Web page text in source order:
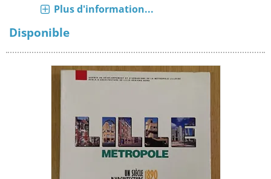
Plus d'information...
Disponible